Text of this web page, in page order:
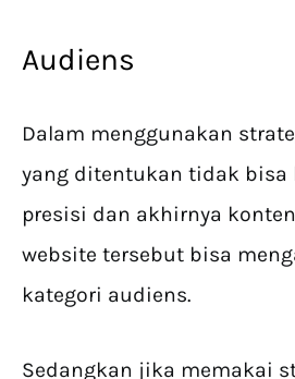
Audiens
Dalam menggunakan
yang ditentukan tidak bisa
presisi dan akhirnya
website tersebut bisa
kategori audiens.
Sedangkan jika memakai